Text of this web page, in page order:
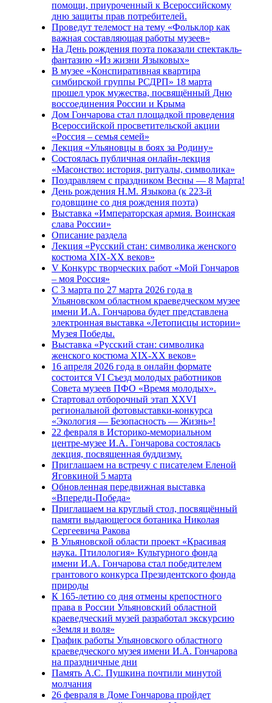
помощи, приуроченный к Всероссийскому
дню защиты прав потребителей.
Проведут телемост на тему «Фольклор как
важная составляющая работы музеев»
На День рождения поэта показали спектакль-
фантазию «Из жизни Языковых»
В музее «Конспиративная квартира
симбирской группы РСДРП» 18 марта
прошел урок мужества, посвящённый Дню
воссоединения России и Крыма
Дом Гончарова стал площадкой проведения
Всероссийской просветительской акции
«Россия – семья семей»
Лекция «Ульяновцы в боях за Родину»
Состоялась публичная онлайн-лекция
«Масонство: история, ритуалы, символика»
Поздравляем с праздником Весны — 8 Марта!
День рождения Н.М. Языкова (к 223-й
годовщине со дня рождения поэта)
Выставка «Императорская армия. Воинская
слава России»
Описание раздела
Лекция «Русский стан: символика женского
костюма XIX-XX веков»
V Конкурс творческих работ «Мой Гончаров
– моя Россия»
С 3 марта по 27 марта 2026 года в
Ульяновском областном краеведческом музее
имени И.А. Гончарова будет представлена
электронная выставка «Летописцы истории»
Музея Победы.
Выставка «Русский стан: символика
женского костюма XIX-XX веков»
16 апреля 2026 года в онлайн формате
состоится VI Съезд молодых работников
Совета музеев ПФО «Время молодых».
Стартовал отборочный этап XXVI
региональной фотовыставки-конкурса
«Экология — Безопасность — Жизнь»!
22 февраля в Историко-мемориальном
центре-музее И.А. Гончарова состоялась
лекция, посвященная буддизму.
Приглашаем на встречу с писателем Еленой
Яговкиной 5 марта
Обновленная передвижная выставка
«Впереди-Победа»
Приглашаем на круглый стол, посвящённый
памяти выдающегося ботаника Николая
Сергеевича Ракова
В Ульяновской области проект «Красивая
наука. Птилология» Культурного фонда
имени И.А. Гончарова стал победителем
грантового конкурса Президентского фонда
природы
К 165-летию со дня отмены крепостного
права в России Ульяновский областной
краеведческий музей разработал экскурсию
«Земля и воля»
График работы Ульяновского областного
краеведческого музея имени И.А. Гончарова
на праздничные дни
Память А.С. Пушкина почтили минутой
молчания
26 февраля в Доме Гончарова пройдет